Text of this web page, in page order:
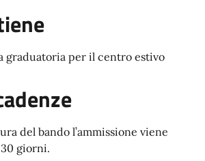
graduatoria per il centro estivo
del bando l’ammissione viene
giorni.